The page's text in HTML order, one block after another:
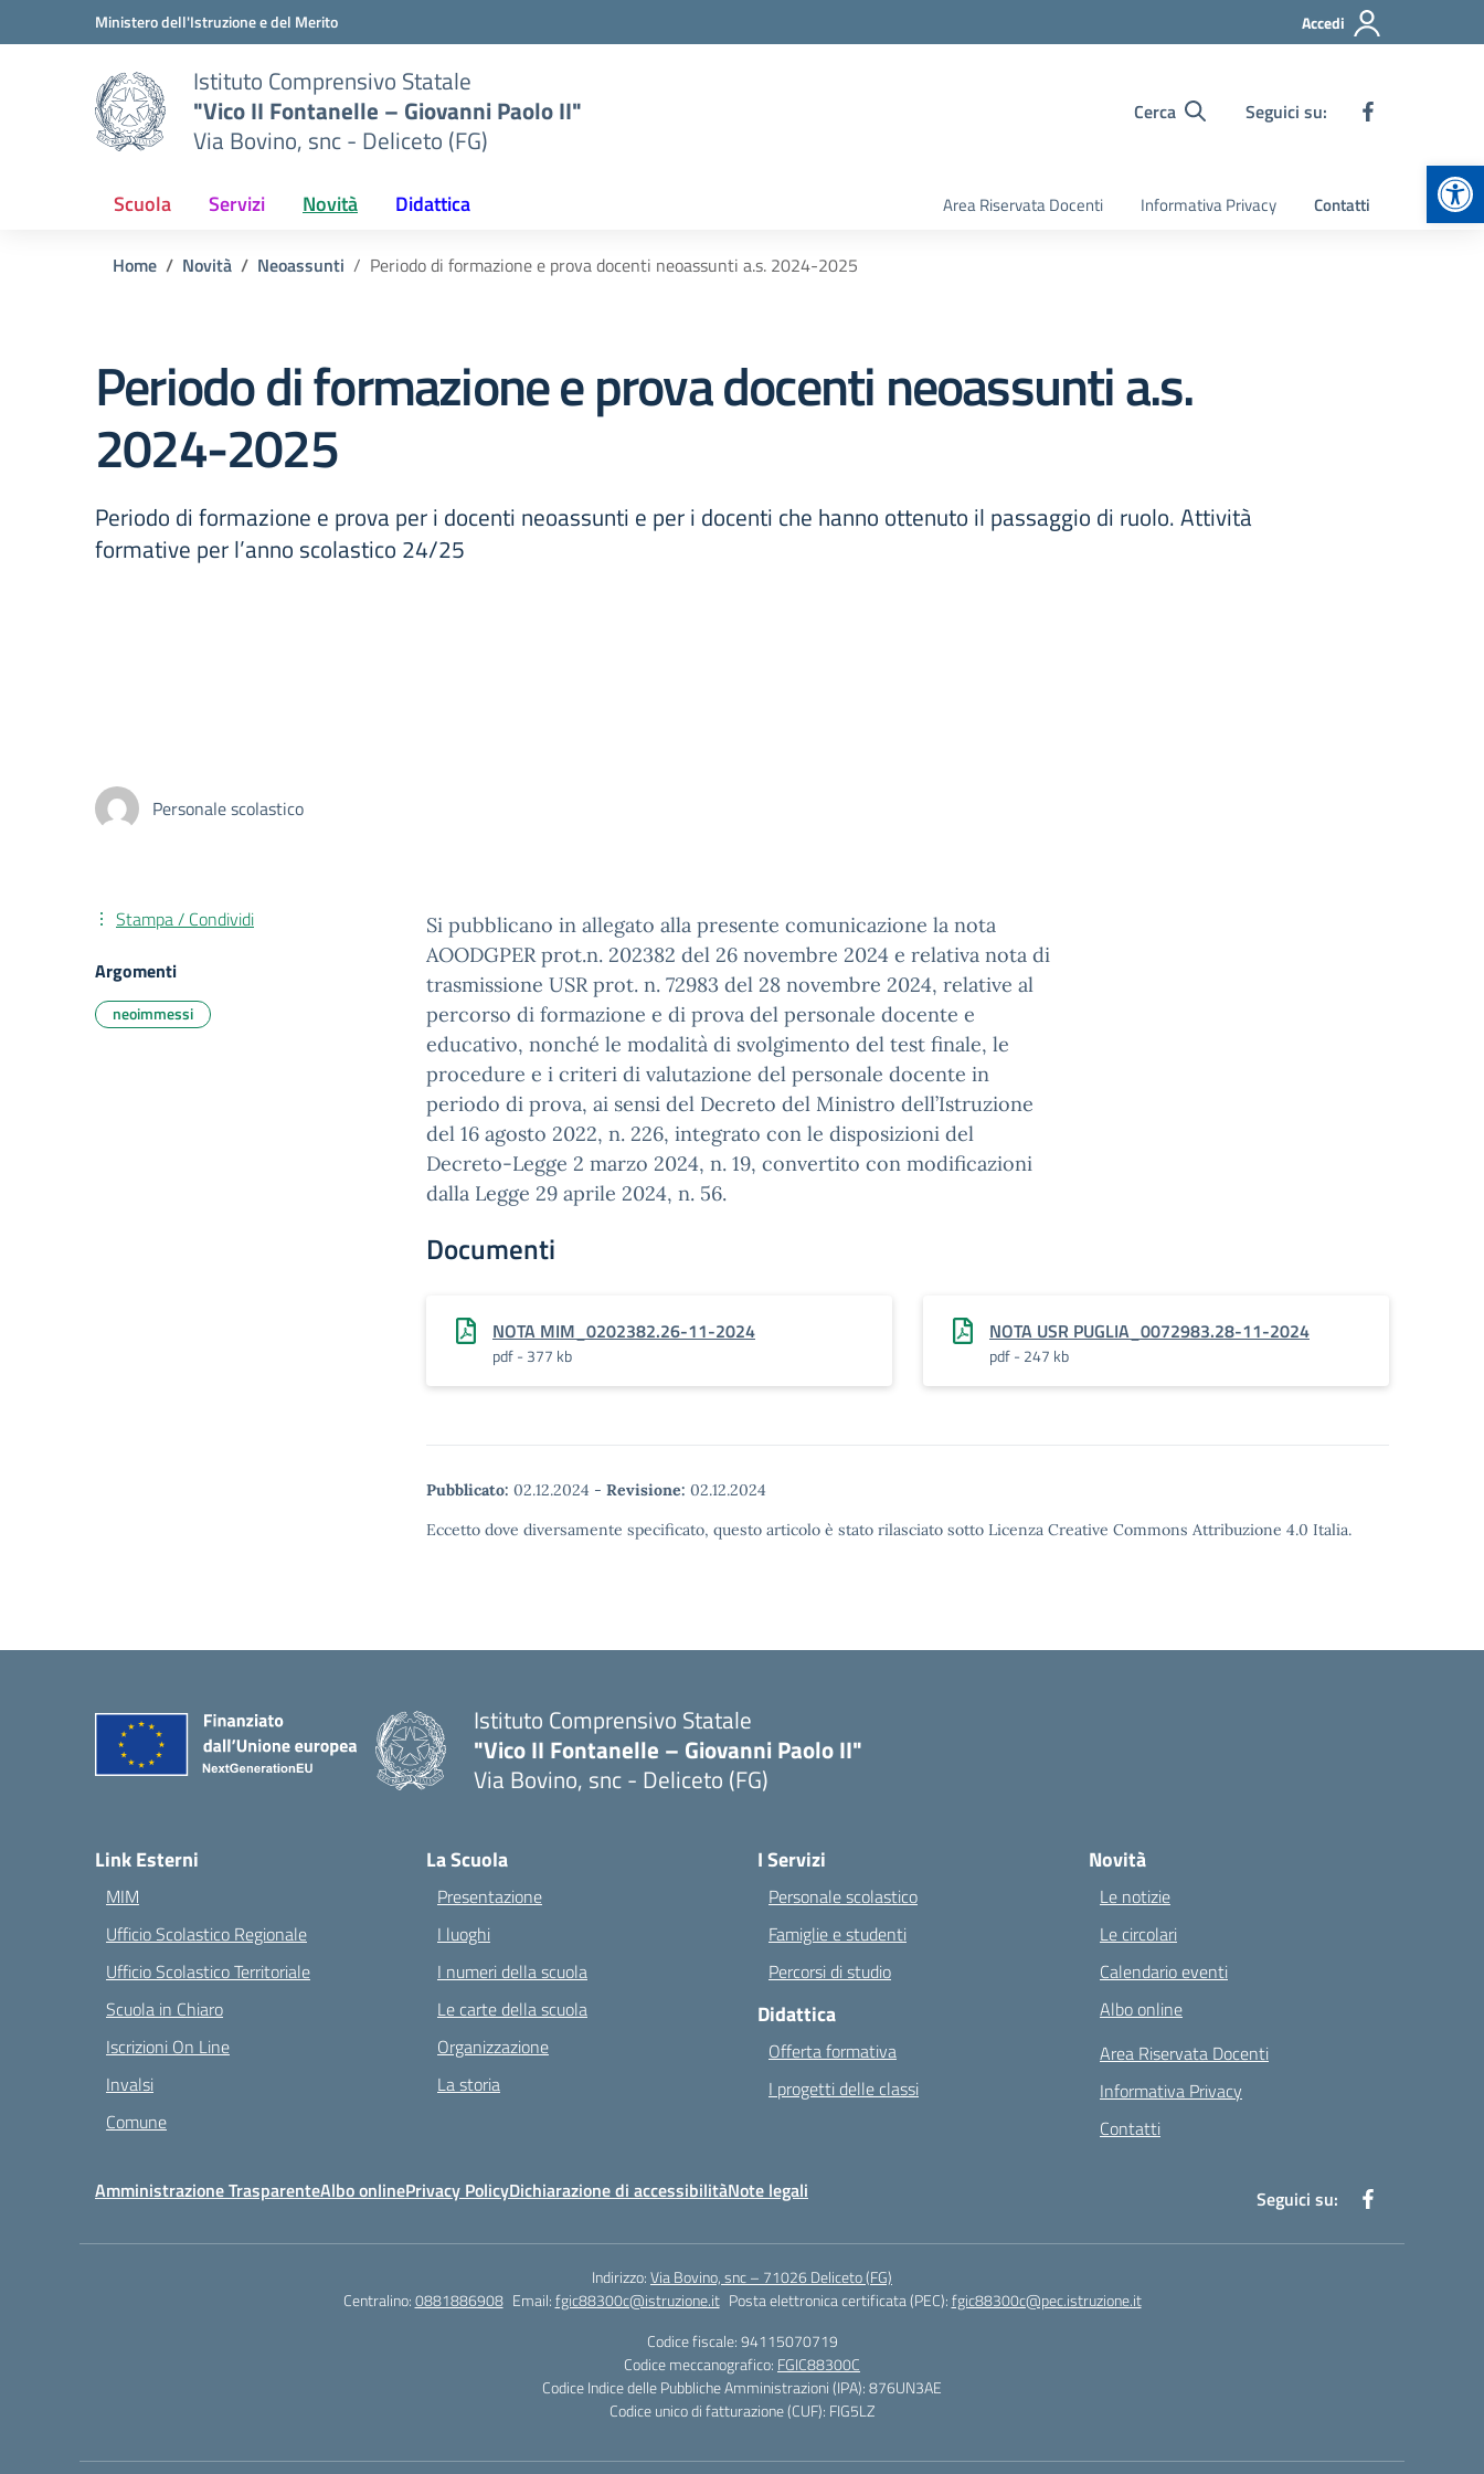
Vai ai contenuti
Vai al menu di navigazioneMinistero dell'Istruzione e del Merito Accedi
Istituto Comprensivo Statale
"Vico II Fontanelle – Giovanni Paolo II"
Via Bovino, snc - Deliceto (FG)
Cerca Seguici su:
Scuola Servizi Novità Didattica Area Riservata Docenti Informativa Privacy Contatti
Home Novità Neoassunti Periodo di formazione e prova docenti neoassunti a.s. 2024-2025
Periodo di formazione e prova docenti neoassunti a.s.
2024-2025
Periodo di formazione e prova per i docenti neoassunti e per i docenti che hanno ottenuto il passaggio di ruolo. Attività
formative per l’anno scolastico 24/25
Personale scolastico
Si pubblicano in allegato alla presente comunicazione la nota
AOODGPER prot.n. 202382 del 26 novembre 2024 e relativa nota di
trasmissione USR prot. n. 72983 del 28 novembre 2024, relative al
percorso di formazione e di prova del personale docente e
educativo, nonché le modalità di svolgimento del test finale, le
procedure e i criteri di valutazione del personale docente in
periodo di prova, ai sensi del Decreto del Ministro dell’Istruzione
del 16 agosto 2022, n. 226, integrato con le disposizioni del
Decreto-Legge 2 marzo 2024, n. 19, convertito con modificazioni
dalla Legge 29 aprile 2024, n. 56.
Documenti
NOTA MIM_0202382.26-11-2024
pdf - 377 kb
NOTA USR PUGLIA_0072983.28-11-2024
pdf - 247 kb
Pubblicato: 02.12.2024 - Revisione: 02.12.2024
Eccetto dove diversamente specificato, questo articolo è stato rilasciato sotto Licenza Creative Commons Attribuzione 4.0 Italia.
Stampa / Condividi
Argomenti
neoimmessi
Istituto Comprensivo Statale
"Vico II Fontanelle – Giovanni Paolo II"
Via Bovino, snc - Deliceto (FG)
Link Esterni
MIM
Ufficio Scolastico Regionale
Ufficio Scolastico Territoriale
Scuola in Chiaro
Iscrizioni On Line
Invalsi
Comune
La Scuola
Presentazione
I luoghi
I numeri della scuola
Le carte della scuola
Organizzazione
La storia
I Servizi
Personale scolastico
Famiglie e studenti
Percorsi di studio
Didattica
Offerta formativa
I progetti delle classi
Novità
Le notizie
Le circolari
Calendario eventi
Albo online
Area Riservata Docenti
Informativa Privacy
Contatti
Amministrazione TrasparenteAlbo onlinePrivacy PolicyDichiarazione di accessibilitàNote legali Seguici su:
Indirizzo:Via Bovino, snc – 71026 Deliceto (FG)
Centralino:0881886908 Email:fgic88300c@istruzione.it Posta elettronica certificata (PEC):fgic88300c@pec.istruzione.it
Codice fiscale: 94115070719
Codice meccanografico: FGIC88300C
Codice Indice delle Pubbliche Amministrazioni (IPA): 876UN3AE
Codice unico di fatturazione (CUF): FIG5LZ